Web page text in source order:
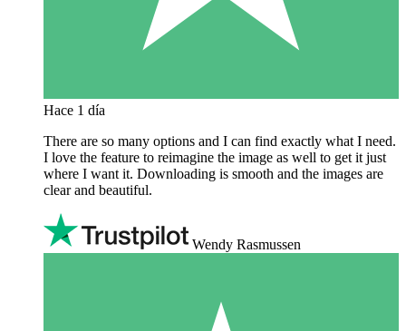
Hace 1 día
There are so many options and I can find exactly what I need.
I love the feature to reimagine the image as well to get it just
where I want it. Downloading is smooth and the images are
clear and beautiful.
Wendy Rasmussen